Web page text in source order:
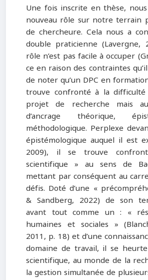
Une fois inscrite en thèse,
nouveau rôle sur notre terrain
de chercheure. Cela nous a
double praticienne (Lavergne,
rôle n’est pas facile à occuper
ce en raison des contraintes
de noter qu’un DPC en
trouve confronté à la difficulté
projet de recherche mais
d’ancrage théorique,
méthodologique. Perplexe
épistémologique auquel il est
2009), il se trouve
scientifique » au sens de
mettant par conséquent au
défis. Doté d’une «
& Sandberg, 2022) de son
avant tout comme un : «
humaines et sociales »
2011, p. 18) et d’une
domaine de travail, il se
scientifique, au monde de la
la gestion simultanée de